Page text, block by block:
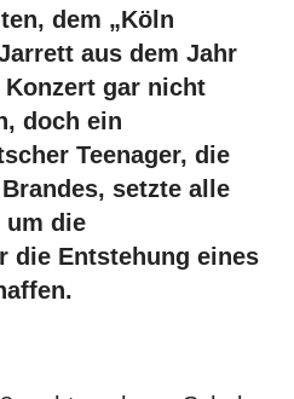
dem „Köln
aus dem Jahr
Konzert gar nicht
doch ein
Teenager, die
setzte alle
um die
die Entstehung eines